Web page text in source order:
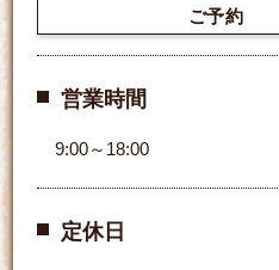
ご予約
営業時間
9:00～18:00
定休日